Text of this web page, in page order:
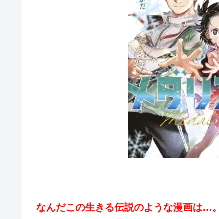
なんだこの生きる伝説のような漫画は…